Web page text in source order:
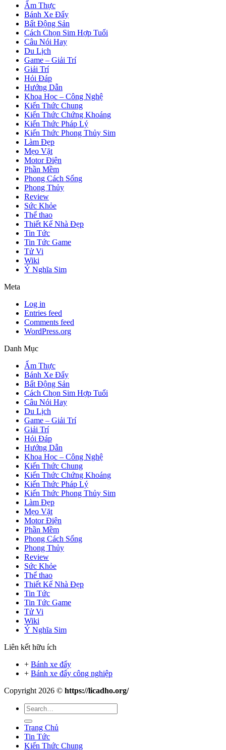
Ẩm Thực
Bánh Xe Đẩy
Bất Động Sản
Cách Chọn Sim Hợp Tuổi
Câu Nói Hay
Du Lịch
Game – Giải Trí
Giải Trí
Hỏi Đáp
Hướng Dẫn
Khoa Học – Công Nghệ
Kiến Thức Chung
Kiến Thức Chứng Khoáng
Kiến Thức Pháp Lý
Kiến Thức Phong Thủy Sim
Làm Đẹp
Mẹo Vặt
Motor Điện
Phần Mềm
Phong Cách Sống
Phong Thủy
Review
Sức Khỏe
Thể thao
Thiết Kế Nhà Đẹp
Tin Tức
Tin Tức Game
Tử Vi
Wiki
Ý Nghĩa Sim
Meta
Log in
Entries feed
Comments feed
WordPress.org
Danh Mục
Ẩm Thực
Bánh Xe Đẩy
Bất Động Sản
Cách Chọn Sim Hợp Tuổi
Câu Nói Hay
Du Lịch
Game – Giải Trí
Giải Trí
Hỏi Đáp
Hướng Dẫn
Khoa Học – Công Nghệ
Kiến Thức Chung
Kiến Thức Chứng Khoáng
Kiến Thức Pháp Lý
Kiến Thức Phong Thủy Sim
Làm Đẹp
Mẹo Vặt
Motor Điện
Phần Mềm
Phong Cách Sống
Phong Thủy
Review
Sức Khỏe
Thể thao
Thiết Kế Nhà Đẹp
Tin Tức
Tin Tức Game
Tử Vi
Wiki
Ý Nghĩa Sim
Liên kết hữu ích
+ Bánh xe đẩy
+ Bánh xe đẩy công nghiệp
Copyright 2026 © https://licadho.org/
Trang Chủ
Tin Tức
Kiến Thức Chung